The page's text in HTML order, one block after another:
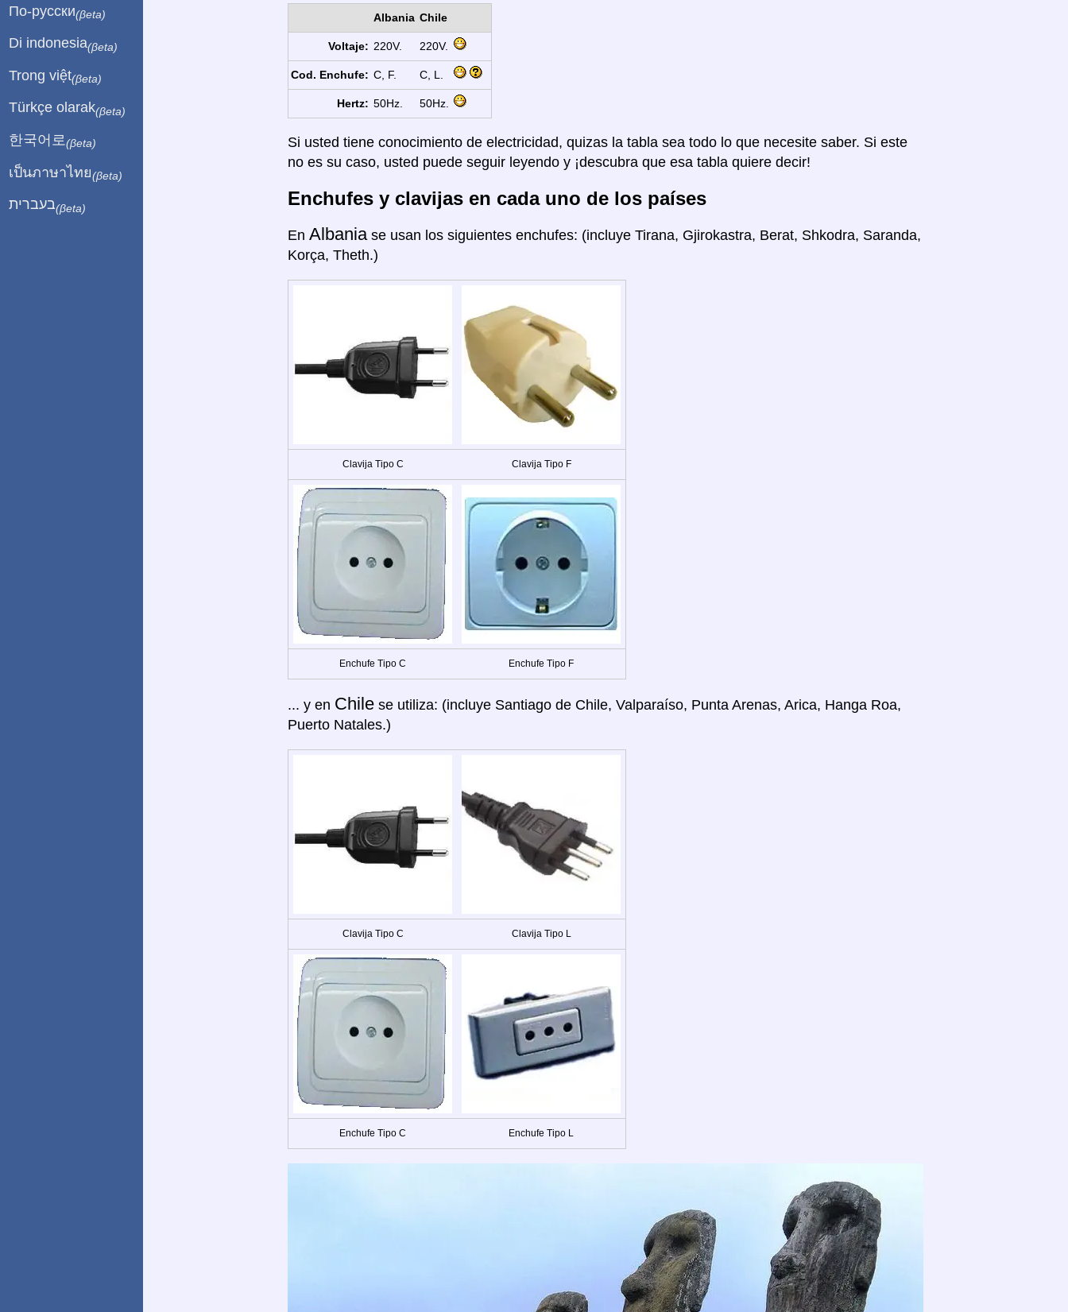
Albania Chile
Voltaje: 220V. 220V.
Cod. Enchufe: C, F. C, L.
Hertz: 50Hz. 50Hz.
Si usted tiene conocimiento de electricidad, quizas la tabla sea todo lo que necesite saber. Si este
no es su caso, usted puede seguir leyendo y ¡descubra que esa tabla quiere decir!
Enchufes y clavijas en cada uno de los países
En Albania se usan los siguientes enchufes: (incluye Tirana, Gjirokastra, Berat, Shkodra, Saranda,
Korça, Theth.)
Clavija Tipo C Clavija Tipo F
Enchufe Tipo C Enchufe Tipo F
... y en Chile se utiliza: (incluye Santiago de Chile, Valparaíso, Punta Arenas, Arica, Hanga Roa,
Puerto Natales.)
Clavija Tipo C Clavija Tipo L
Enchufe Tipo C Enchufe Tipo L
По-русски(βeta)
Di indonesia(βeta)
Trong việt(βeta)
Türkçe olarak(βeta)
한국어로 (βeta)
เป็นภาษาไทย(βeta)
בעברית(βeta)